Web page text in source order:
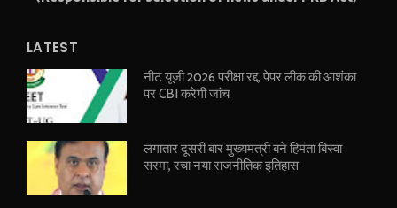
LATEST
नीट यूजी 2026 परीक्षा रद्द, पेपर लीक की आशंका
पर CBI करेगी जांच
लगातार दूसरी बार मुख्यमंत्री बने हिमंता बिस्वा
सरमा, रचा नया राजनीतिक इतिहास